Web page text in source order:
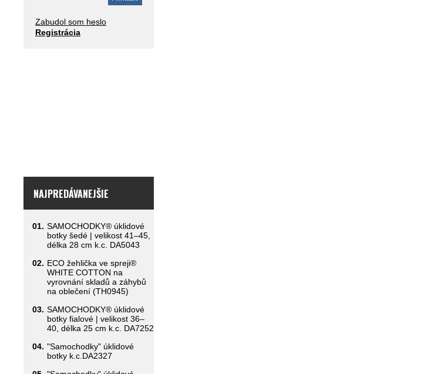
Zabudol som heslo
Registrácia
NAJPREDÁVANEJŠIE
01. SAMOCHODKY® úklidové
botky šedé | velikost 41–45,
délka 28 cm k.c. DA5043
02. ECO žehlička ve spreji®
WHITE COTTON na
vyrovnání skladů a záhybů
na oblečení (TH0945)
03. SAMOCHODKY® úklidové
botky fialové | velikost 36–
40, délka 25 cm k.c. DA7252
04. "Samochodky" úklidové
botky k.c.DA2327